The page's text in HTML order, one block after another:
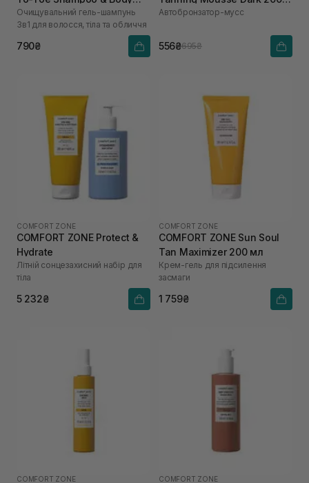
Wash 260 мл
Очищувальний гель-шампунь
3в1 для волосся, тіла та обличчя
790₴
мл
Автобронзатор-мусс
556₴695₴
COMFORT ZONE
COMFORT ZONE Protect &
Hydrate
Літній сонцезахисний набір для
тіла
5 232₴
COMFORT ZONE
COMFORT ZONE Sun Soul
Tan Maximizer 200 мл
Крем-гель для підсилення
засмаги
1 759₴
COMFORT ZONE COMFORT ZONE